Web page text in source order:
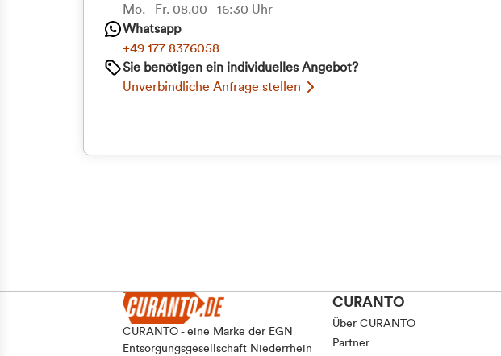
Mo. - Fr. 08.00 - 16:30 Uhr
Whatsapp
+49 177 8376058
Sie benötigen ein individuelles Angebot?
Unverbindliche Anfrage stellen
CURANTO - eine Marke der EGN
Entsorgungsgesellschaft Niederrhein
CURANTO
Über CURANTO
Partner